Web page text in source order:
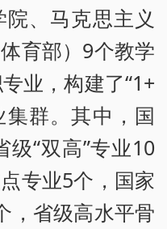
、马克思主义
育部）9个教学
业，构建了“1+
集群。其中，国
级“双高”专业10
专业5个，国家
，省级高水平骨